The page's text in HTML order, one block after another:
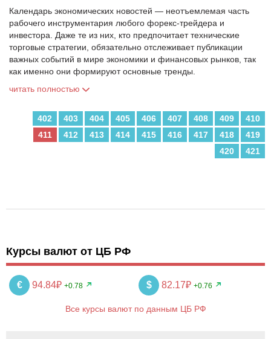
Календарь экономических новостей — неотъемлемая часть
рабочего инструментария любого форекс-трейдера и
инвестора. Даже те из них, кто предпочитает технические
торговые стратегии, обязательно отслеживает публикации
важных событий в мире экономики и финансовых рынков, так
как именно они формируют основные тренды.
читать полностью
402 403 404 405 406 407 408 409
410
411
412 413 414 415 416 417 418
419
420
421
Курсы валют от ЦБ РФ
€ 94.84₽ +0.78 $ 82.17₽ +0.76
Все курсы валют по данным ЦБ РФ